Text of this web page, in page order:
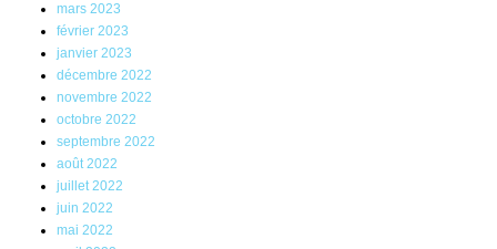
mars 2023
février 2023
janvier 2023
décembre 2022
novembre 2022
octobre 2022
septembre 2022
août 2022
juillet 2022
juin 2022
mai 2022